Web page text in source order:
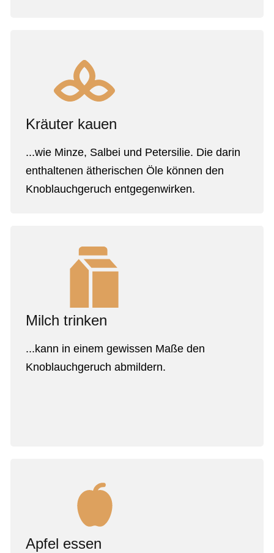
Kräuter kauen
...wie Minze, Salbei und Petersilie. Die darin
enthaltenen ätherischen Öle können den
Knoblauchgeruch entgegenwirken.
Milch trinken
...kann in einem gewissen Maße den
Knoblauchgeruch abmildern.
Apfel essen